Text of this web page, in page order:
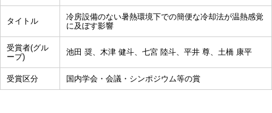
タイトル
冷房設備のない暑熱環境下での簡便な冷却法が温熱感覚
に及ぼす影響
受賞者(グル
ープ)
池田 奨、木津 健斗、七宮 陸斗、平井 尊、土橋 康平
受賞区分 国内学会・会議・シンポジウム等の賞